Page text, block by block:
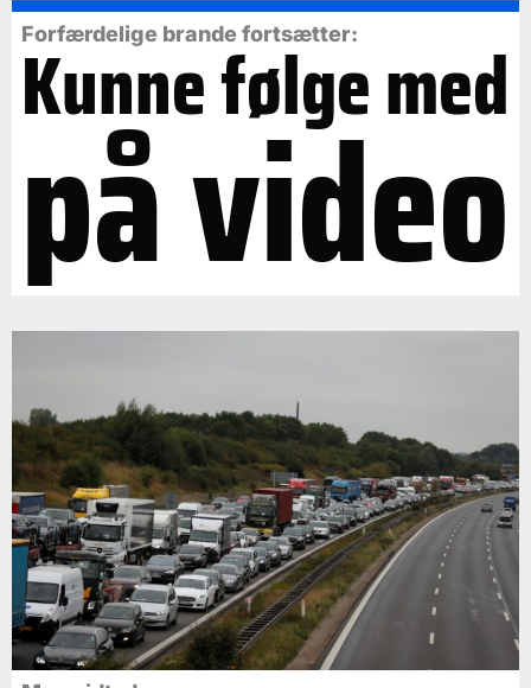
Forfærdelige brande fortsætter:
Kunne følge med
på video